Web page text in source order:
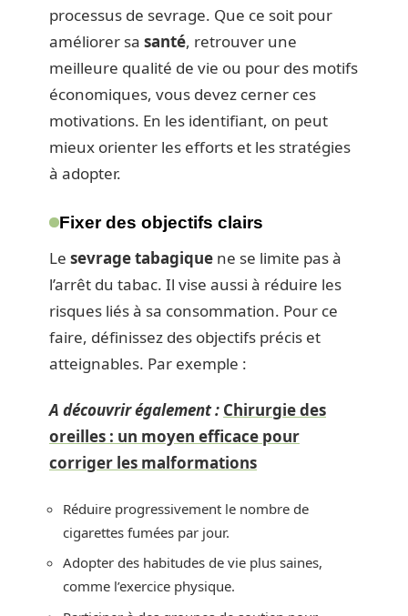
processus de sevrage. Que ce soit pour
améliorer sa santé, retrouver une
meilleure qualité de vie ou pour des motifs
économiques, vous devez cerner ces
motivations. En les identifiant, on peut
mieux orienter les efforts et les stratégies
à adopter.
Fixer des objectifs clairs
Le sevrage tabagique ne se limite pas à
l’arrêt du tabac. Il vise aussi à réduire les
risques liés à sa consommation. Pour ce
faire, définissez des objectifs précis et
atteignables. Par exemple :
A découvrir également : Chirurgie des
oreilles : un moyen efficace pour
corriger les malformations
Réduire progressivement le nombre de
cigarettes fumées par jour.
Adopter des habitudes de vie plus saines,
comme l’exercice physique.